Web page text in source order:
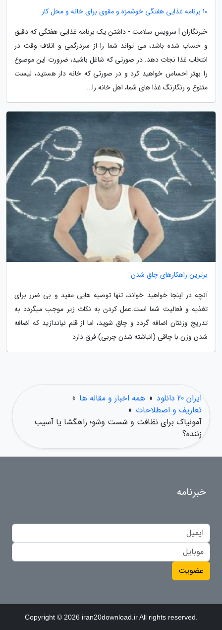
10 برنامه غذایی هفتگی خوشمزه و مقوی برای خانه و محل کار
خبرنگاران | سرویس سلامت - داشتن یک برنامه غذایی هفتگی که دقیق
و حساب شده باشد، می تواند شما را از سردرگمی و اتلاف وقت در
انتخاب غذا نجات دهد. در صورتی که شاغل باشید، ضرورت این موضوع
را بهتر احساس خواهید کرد و در صورتی که خانه دار هستید، لیست
متنوع و رنگارنگ غذا های شما، اهل خانه را...
برترین راهکارهای چاق شدن
آنچه در اینجا خواهید خواند، تنها توصیه هایی مفید و بی ضرر برای
تغذیه و فعالیت شما است.عمل کردن به نکات زیر موجب میگردد به
تدریج وزنتان اضافه گردد و چاق شوید، اما از قلم نیاندازید که اضافه
شدن وزن با چاقی (انباشته شدن چربی) فرق دارد
ایران 20 دانلود » همه اخبار و مقاله ها »
تعاریف و اصطلاحات »
آمونیاک برای نظافت و شست وشو؛ راهگشا یا آسیب
زننده؟
خبرنامه
عضویت
Copyright © 2026 iran20download.ir All rights reserved.